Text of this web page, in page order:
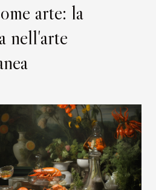
arte: la
nell'arte